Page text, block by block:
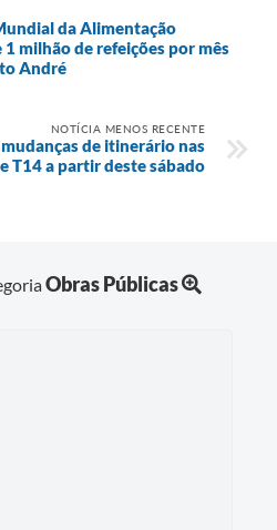
da Alimentação
milhão de refeições por mês
André
NOTÍCIA MENOS RECENTE
de itinerário nas
T14 a partir deste sábado
Obras Públicas